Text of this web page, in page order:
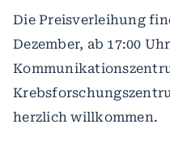
Die Preisverleihung
Dezember, ab 17:00
herzlich willkommen.